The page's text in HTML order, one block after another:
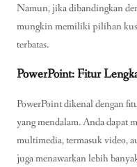
Namun, jika dibandingkan
mungkin memiliki pilihan
terbatas.
PowerPoint: Fitur
PowerPoint dikenal dengan
yang mendalam. Anda dapat
multimedia, termasuk video,
juga menawarkan lebih